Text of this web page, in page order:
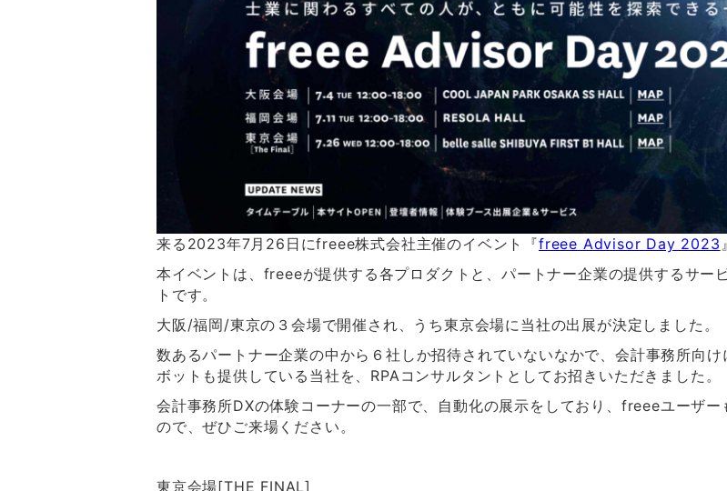
来る2023年7月26日にfreee株式会社主催のイベント『freee Advisor Day 2023
本イベントは、freeeが提供する各プロダクトと、パートナー企業の提供するサー
トです。
大阪/福岡/東京の３会場で開催され、うち東京会場に当社の出展が決定しました。
数あるパートナー企業の中から６社しか招待されていないなかで、会計事務所向
ボットも提供している当社を、RPAコンサルタントとしてお招きいただきました。
会計事務所DXの体験コーナーの一部で、自動化の展示をしており、freeeユーザ
ので、ぜひご来場ください。
東京会場[THE FINAL]